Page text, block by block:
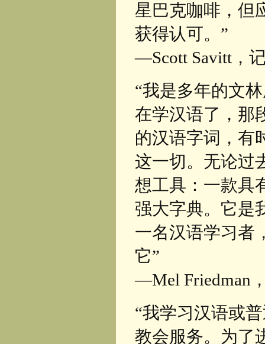
星巴克咖啡，但
获得认可。”
—Scott Savitt，
“我是多年的文
在学汉语了，那
的汉语字词，有
这一切。无论过
想工具：一款具
强大字典。它是
一名汉语学习者
它”
—Mel Friedman
“我学习汉语或
教会服务。为了